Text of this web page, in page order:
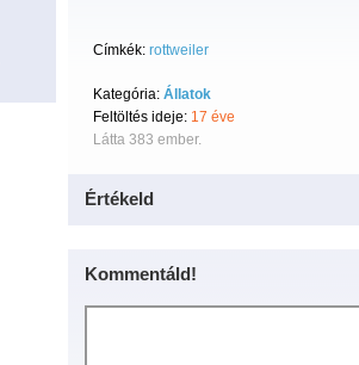
Címkék: rottweiler
Kategória: Állatok
Feltöltés ideje: 17 éve
Látta 383 ember.
Értékeld
Kommentáld!